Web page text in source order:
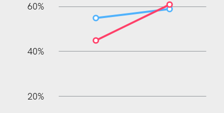
60%
40%
20%